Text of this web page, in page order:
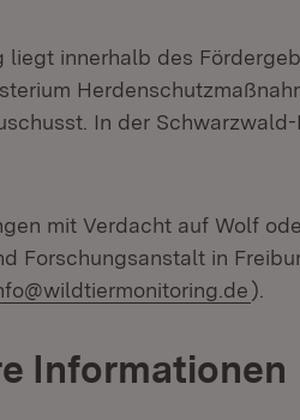
liegt innerhalb des
In der
mit Verdacht auf Wolf
Forschungsanstalt in
Mail: ).
Informationen